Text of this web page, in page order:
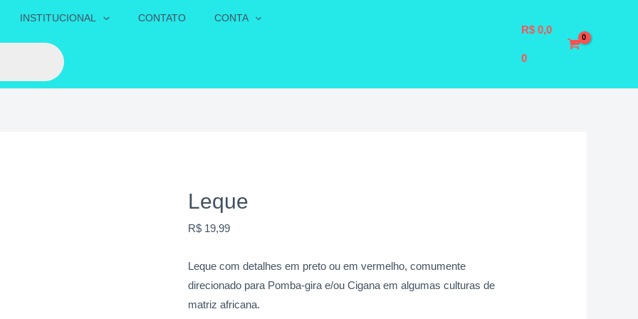
INSTITUCIONAL CONTATO CONTA
R$0,0
0
Leque
R$ 19,99
Leque com detalhes em preto ou em vermelho, comumente
direcionado para Pomba-gira e/ou Cigana em algumas culturas de
matriz africana.